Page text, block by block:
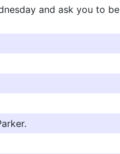
and ask you to be